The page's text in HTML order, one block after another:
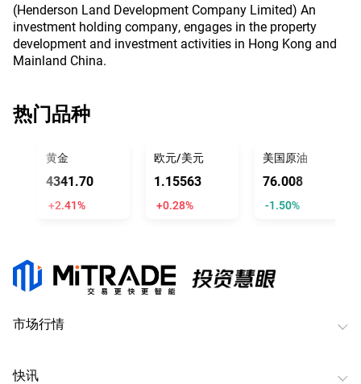
(Henderson Land Development Company Limited) An
investment holding company, engages in the property
development and investment activities in Hong Kong and
Mainland China.
热门品种
黄金
4341.70
+2.41%
欧元/美元
1.15563
+0.28%
美国原油
76.008
-1.50%
市场行情
快讯